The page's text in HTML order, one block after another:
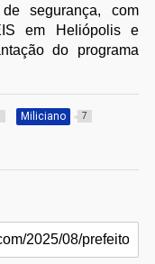
segurança, com
em Heliópolis e
do programa
Miliciano 7